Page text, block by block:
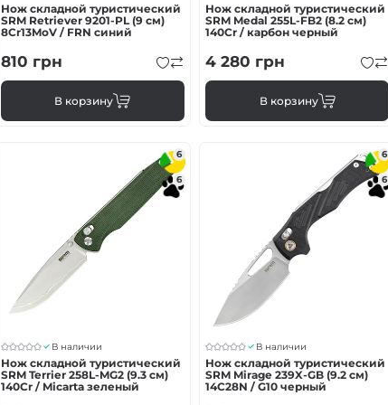
Нож складной туристический
SRM Retriever 9201-PL (9 см)
8Cr13MoV / FRN синий
810 грн
В корзину
Нож складной туристический
SRM Medal 255L-FB2 (8.2 см)
140Cr / карбон черный
4 280 грн
В корзину
6
6
В наличии
Нож складной туристический
SRM Terrier 258L-MG2 (9.3 см)
140Cr / Micarta зеленый
6
6
В наличии
Нож складной туристический
SRM Mirage 239X-GB (9.2 см)
14C28N / G10 черный